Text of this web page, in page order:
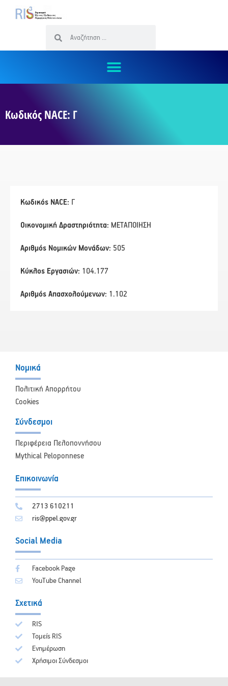
Κωδικός NACE: Γ
Κωδικός NACE: Γ
Οικονομική Δραστηριότητα: ΜΕΤΑΠΟΙΗΣΗ
Αριθμός Νομικών Μονάδων: 505
Κύκλος Εργασιών: 104.177
Αριθμός Απασχολούμενων: 1.102
Νομικά
Πολιτική Απορρήτου
Cookies
Σύνδεσμοι
Περιφέρεια Πελοποννήσου
Mythical Peloponnese
Επικοινωνία
2713 610211
ris@ppel.gov.gr
Social Media
Facebook Page
YouTube Channel
Σχετικά
RIS
Τομείς RIS
Ενημέρωση
Χρήσιμοι Σύνδεσμοι